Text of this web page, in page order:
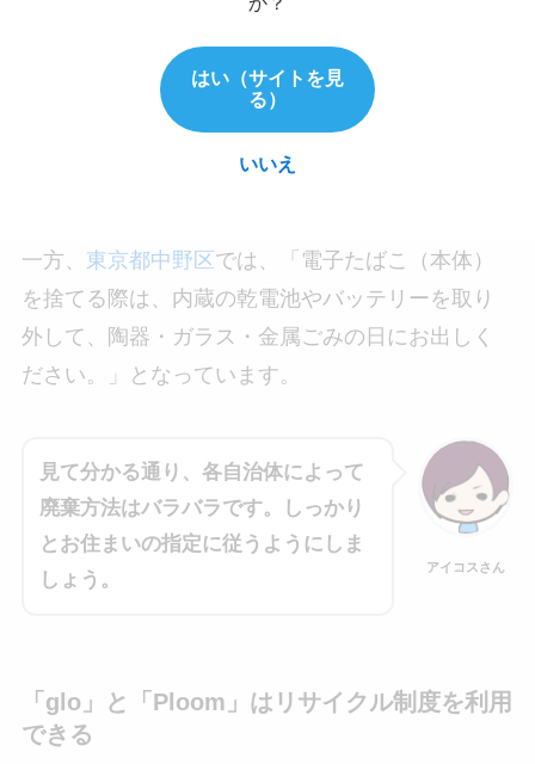
東京都青梅市
では、電子タバコが「燃やさ
へと変更になっています。
一方、 東京都中野区 では、「電子たばこ（本体）
を捨てる際は、内蔵の乾電池やバッテリーを取り
外して、陶器・ガラス・金属ごみの日にお出しく
ださい。」となっています。
見て分かる通り、各自治体によって
廃棄方法はバラバラです。しっかり
とお住まいの指定に従うようにしま
しょう。
アイコスさん
「glo」と「Ploom」はリサイクル制度を利用
できる
はい（サイトを見
る）
いいえ